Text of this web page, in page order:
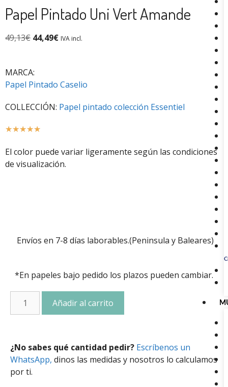
Papel Pintado Uni Vert Amande
49,13€ 44,49€ IVA incl.
MARCA:
Papel Pintado Caselio
COLLECCIÓN: Papel pintado colección Essentiel
☆☆☆☆☆
El color puede variar ligeramente según las condiciones
de visualización.
Envíos en 7-8 días laborables.(Peninsula y Baleares)
*En papeles bajo pedido los plazos pueden cambiar.
Añadir al carrito
¿No sabes qué cantidad pedir? Escríbenos un
WhatsApp, dinos las medidas y nosotros lo calculamos
por ti.